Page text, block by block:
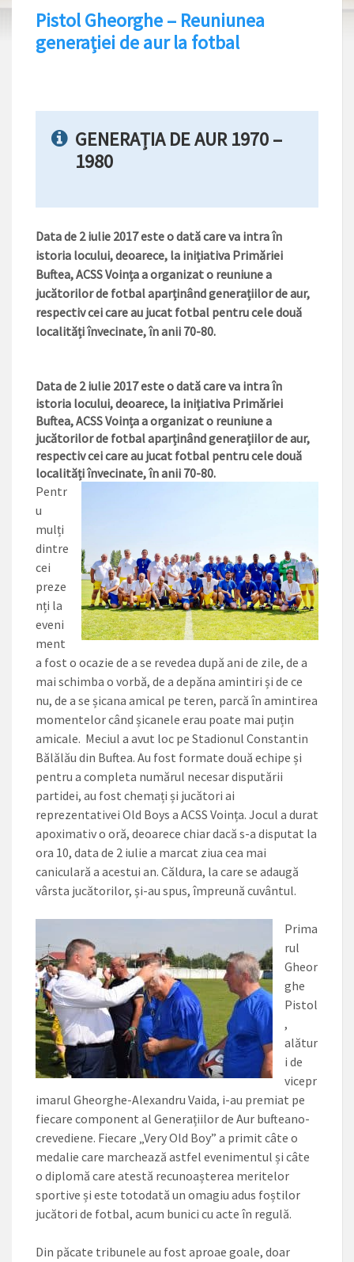
Pistol Gheorghe – Reuniunea
generației de aur la fotbal
GENERAȚIA DE AUR 1970 –
1980
Data de 2 iulie 2017 este o dată care va intra în
istoria locului, deoarece, la inițiativa Primăriei
Buftea, ACSS Voința a organizat o reuniune a
jucătorilor de fotbal aparținând generațiilor de aur,
respectiv cei care au jucat fotbal pentru cele două
localități învecinate, în anii 70-80.
Data de 2 iulie 2017 este o dată care va intra în
istoria locului, deoarece, la inițiativa Primăriei
Buftea, ACSS Voința a organizat o reuniune a
jucătorilor de fotbal aparținând generațiilor de aur,
respectiv cei care au jucat fotbal pentru cele două
localități învecinate, în anii 70-80.
Pentr
u
mulți
dintre
cei
preze
nți la
eveni
ment
a fost o ocazie de a se revedea după ani de zile, de a
mai schimba o vorbă, de a depăna amintiri și de ce
nu, de a se șicana amical pe teren, parcă în amintirea
momentelor când șicanele erau poate mai puțin
amicale. Meciul a avut loc pe Stadionul Constantin
Bălălău din Buftea. Au fost formate două echipe și
pentru a completa numărul necesar disputării
partidei, au fost chemați și jucători ai
reprezentativei Old Boys a ACSS Voința. Jocul a durat
apoximativ o oră, deoarece chiar dacă s-a disputat la
ora 10, data de 2 iulie a marcat ziua cea mai
caniculară a acestui an. Căldura, la care se adaugă
vârsta jucătorilor, și-au spus, împreună cuvântul.
Prima
rul
Gheor
ghe
Pistol
,
alătur
i de
vicepr
imarul Gheorghe-Alexandru Vaida, i-au premiat pe
fiecare component al Generațiilor de Aur bufteano-
crevediene. Fiecare „Very Old Boy” a primit câte o
medalie care marchează astfel evenimentul și câte
o diplomă care atestă recunoașterea meritelor
sportive și este totodată un omagiu adus foștilor
jucători de fotbal, acum bunici cu acte în regulă.
Din păcate tribunele au fost aproae goale, doar